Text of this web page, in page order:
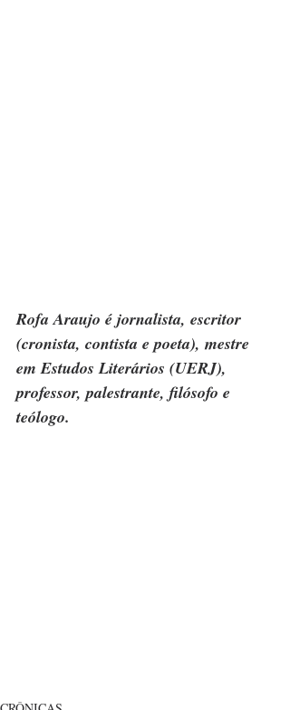
Rofa Araujo é jornalista, escritor
(cronista, contista e poeta), mestre
em Estudos Literários (UERJ),
professor, palestrante, filósofo e
teólogo.